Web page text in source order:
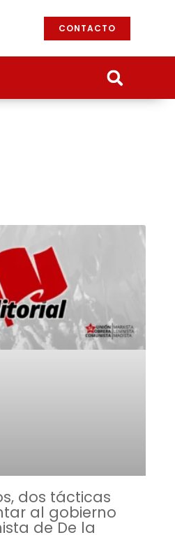
CONTACTO
dos tácticas
al gobierno
de De la